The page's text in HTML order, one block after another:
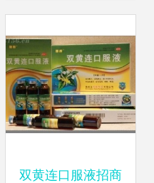
双黄连口服液招商